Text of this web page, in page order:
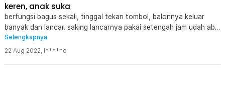
keren, anak suka
berfungsi bagus sekali, tinggal tekan tombol, balonnya keluar
banyak dan lancar. saking lancarnya pakai setengah jam udah abis
setengah cariannya. bahannya plastik tapi lumayan kuat. sempat
dijatuhin anak, tapi ga ada yg patah dan masih berfungsi baik.
Selengkapnya
22 Aug 2022, l*****o